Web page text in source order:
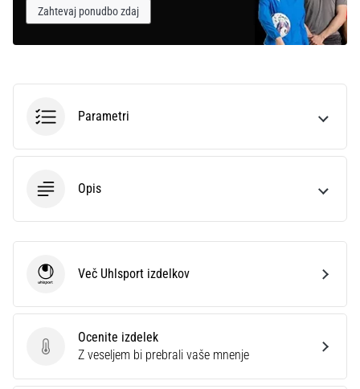
Zahtevaj ponudbo zdaj
Parametri
Opis
Ocenite izdelek
Ocenite izdelek
Z veseljem bi prebrali vaše mnenje
UhlsportVeč Uhlsport izdelkov